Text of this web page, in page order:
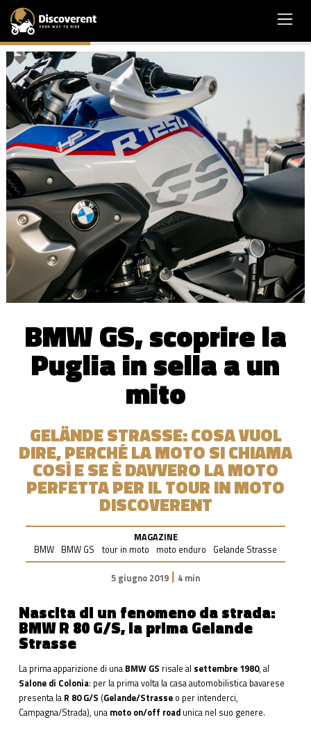
BMW GS, scoprire la
Puglia in sella a un
mito
GELÄNDE STRASSE: COSA VUOL D
IRE, PERCHÉ LA MOTO SI CHIAMA C
OSÌ E SE È DAVVERO LA MOTO P
ERFETTA PER IL TOUR IN MOTO D
ISCOVERENT
MAGAZINE
BMW BMW GS tour in moto moto enduro Gelande Strasse
5 giugno 2019 | 4 min
Nascita di un fenomeno da strada:
BMW R 80 G/S, la prima Gelande
Strasse
La prima apparizione di una BMW GS risale al settembre 1980, al
Salone di Colonia: per la prima volta la casa automobilistica bavarese
presenta la R 80 G/S (Gelande/Strasseo per intenderci,
Campagna/Strada), una moto on/off road unica nel suo genere.